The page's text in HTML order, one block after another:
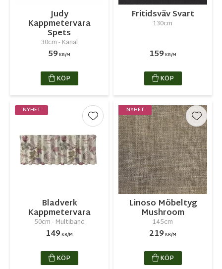
Judy
Kappmetervara
Spets
30cm - Kanal
59 KR/M
KÖP
Fritidsväv Svart
130cm
159 KR/M
KÖP
Bladverk
Kappmetervara
50cm - Multiband
149 KR/M
NYHET
Lägg till i favoriter
KÖP
Linoso Möbeltyg
Mushroom
145cm
219 KR/M
NYHET
Lägg
KÖP